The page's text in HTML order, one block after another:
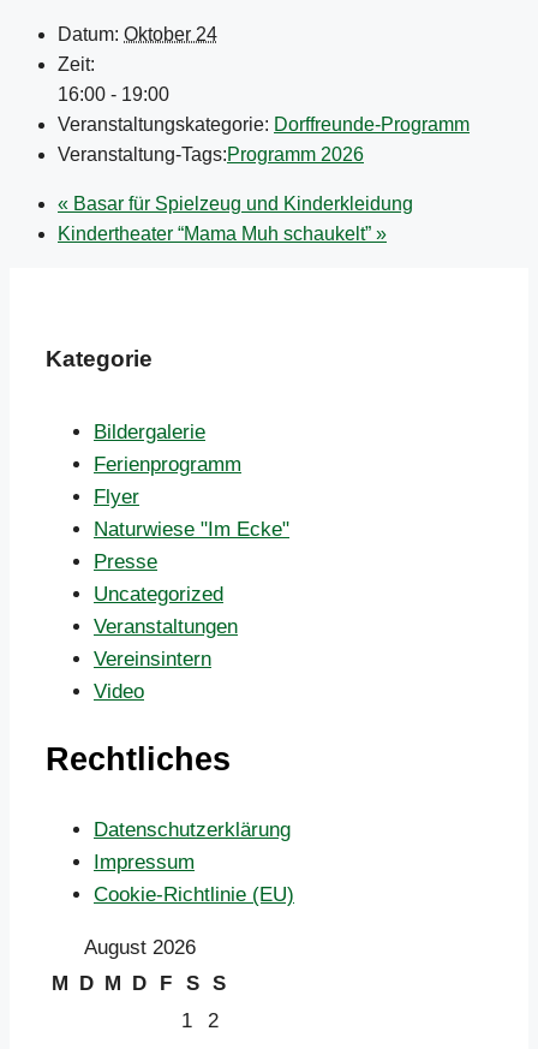
Datum: Oktober 24
Zeit:
16:00 - 19:00
Veranstaltungskategorie: Dorffreunde-Programm
Veranstaltung-Tags:Programm 2026
« Basar für Spielzeug und Kinderkleidung
Kindertheater “Mama Muh schaukelt” »
Kategorie
Bildergalerie
Ferienprogramm
Flyer
Naturwiese "Im Ecke"
Presse
Uncategorized
Veranstaltungen
Vereinsintern
Video
Rechtliches
Datenschutzerklärung
Impressum
Cookie-Richtlinie (EU)
August 2026
M D M D F S
S
1
2